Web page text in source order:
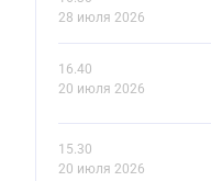
16.30
16.40
15.30